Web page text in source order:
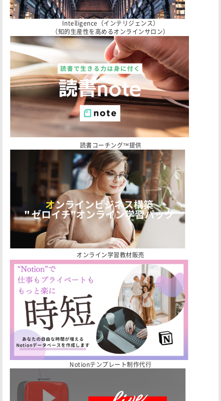
Intelligence（インテリジェンス）
（知的生産性を高めるオンラインサロン）
読書コーチング™️提供
オンライン学習教材販売
Notionテンプレート制作代行